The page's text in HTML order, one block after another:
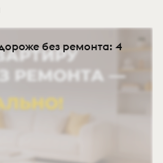
без ремонта: 4